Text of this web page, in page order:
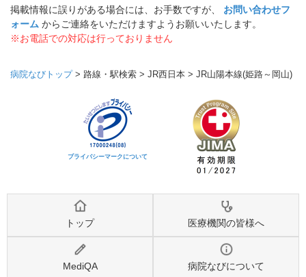
掲載情報に誤りがある場合には、お手数ですが、 お問い合わせフ
ォーム からご連絡をいただけますようお願いいたします。
※お電話での対応は行っておりません
病院なびトップ> 路線・駅検索 > JR西日本 > JR山陽本線(姫路～岡山)
プライバシーマークについて
トップ 医療機関の皆様へ
MediQA 病院なびについて